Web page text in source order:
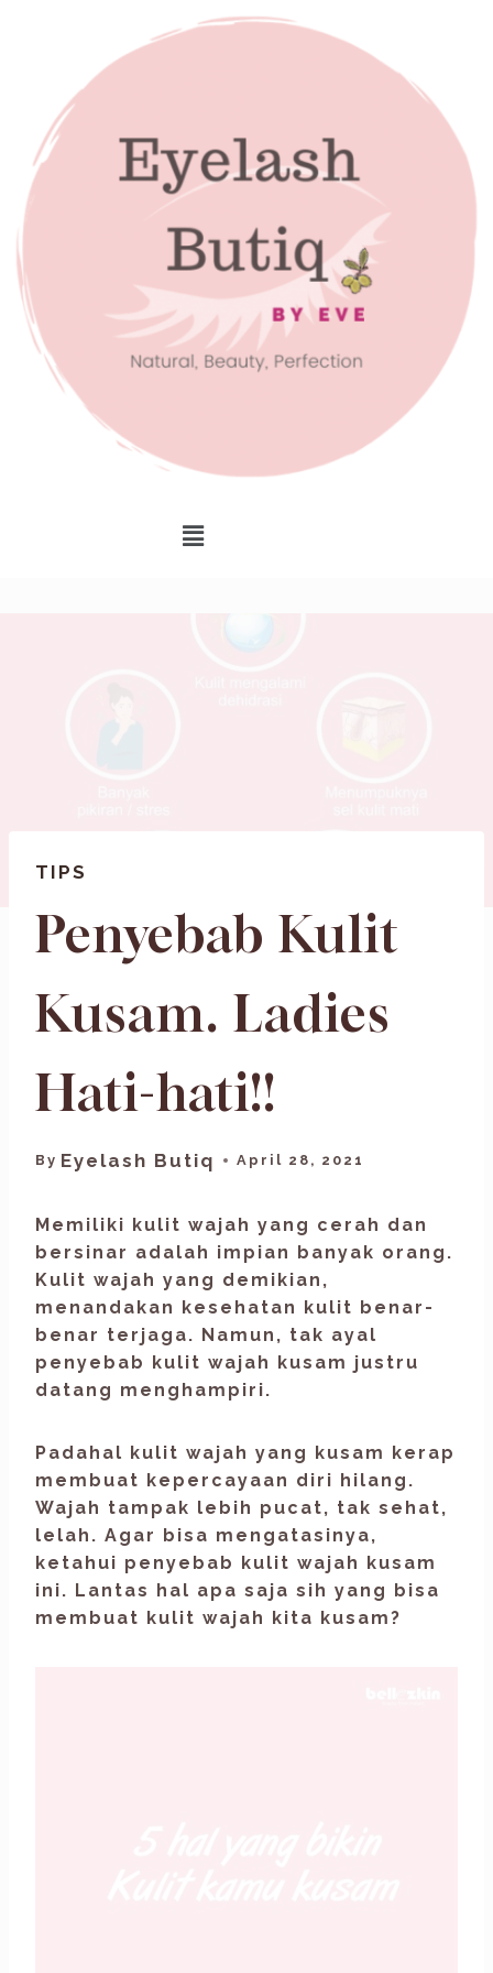
TIPS
Penyebab Kulit
Kusam. Ladies
Hati-hati!!
By Eyelash Butiq April 28, 2021
Memiliki kulit wajah yang cerah dan
bersinar adalah impian banyak orang.
Kulit wajah yang demikian,
menandakan kesehatan kulit benar-
benar terjaga. Namun, tak ayal
penyebab kulit wajah kusam justru
datang menghampiri.
Padahal kulit wajah yang kusam kerap
membuat kepercayaan diri hilang.
Wajah tampak lebih pucat, tak sehat,
lelah. Agar bisa mengatasinya,
ketahui penyebab kulit wajah kusam
ini. Lantas hal apa saja sih yang bisa
membuat kulit wajah kita kusam?